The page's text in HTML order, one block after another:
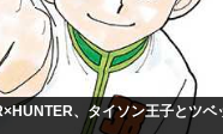
、タイソン王子とツベ